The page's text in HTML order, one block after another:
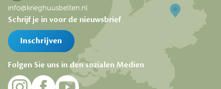
Schrijf je in voor de nieuwsbrief
Inschrijven
Folgen Sie uns in den sozialen Medien
info@krieghuusbelten.nl